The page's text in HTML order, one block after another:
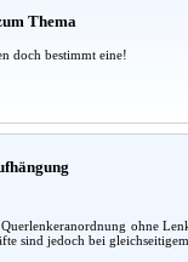
Thema
doch bestimmt eine!
ohne
sind jedoch bei